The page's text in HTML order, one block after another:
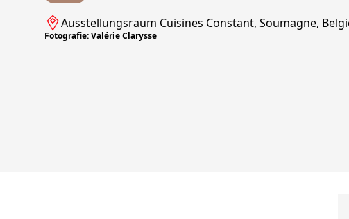
Ausstellungsraum Cuisines Constant, Soumagne,
Fotografie: Valérie Clarysse